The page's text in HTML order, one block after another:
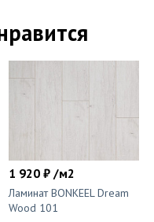
1 920 ₽ /м2
Ламинат BONKEEL Dream
Wood 101